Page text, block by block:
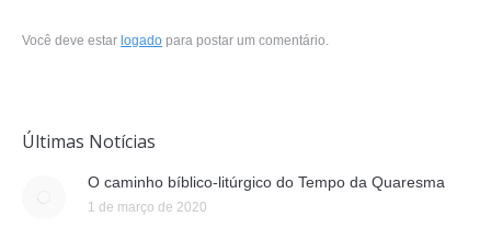
Você deve estar logado para postar um comentário.
Últimas Notícias
O caminho bíblico-litúrgico do Tempo da Quaresma
1 de março de 2020